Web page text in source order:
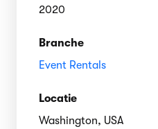
2020
Branche
Event Rentals
Locatie
Washington, USA